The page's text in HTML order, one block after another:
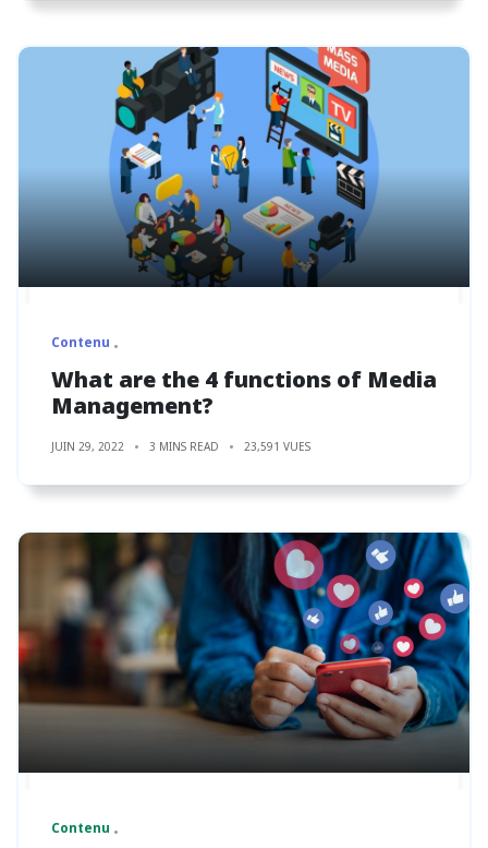
Contenu
What are the 4 functions of Media
Management?
JUIN 29, 2022 3 MINS READ 23,591 VUES
Contenu